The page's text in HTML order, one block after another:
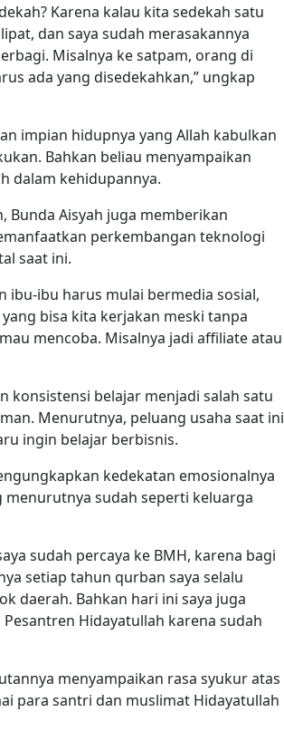
Karena kalau kita sedekah satu
dan saya sudah merasakannya
Misalnya ke satpam, orang di
ada yang disedekahkan,” ungkap
impian hidupnya yang Allah kabulkan
Bahkan beliau menyampaikan
dalam kehidupannya.
Bunda Aisyah juga memberikan
perkembangan teknologi
saat ini.
ibu-ibu harus mulai bermedia sosial,
bisa kita kerjakan meski tanpa
mencoba. Misalnya jadi affiliate atau
konsistensi belajar menjadi salah satu
Menurutnya, peluang usaha saat ini
ingin belajar berbisnis.
kedekatan emosionalnya
menurutnya sudah seperti keluarga
sudah percaya ke BMH, karena bagi
setiap tahun qurban saya selalu
daerah. Bahkan hari ini saya juga
Hidayatullah karena sudah
menyampaikan rasa syukur atas
para santri dan muslimat Hidayatullah